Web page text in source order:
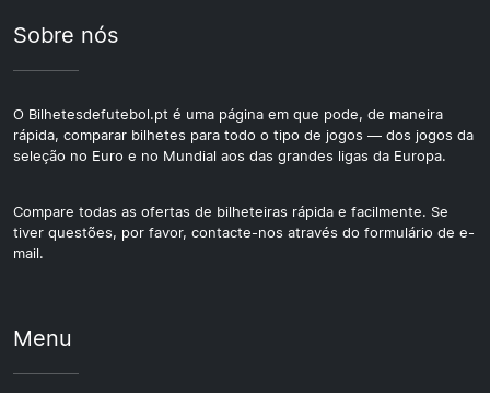
Sobre nós
O Bilhetesdefutebol.pt é uma página em que pode, de maneira
rápida, comparar bilhetes para todo o tipo de jogos — dos jogos da
seleção no Euro e no Mundial aos das grandes ligas da Europa.
Compare todas as ofertas de bilheteiras rápida e facilmente. Se
tiver questões, por favor, contacte-nos através do formulário de e-
mail.
Menu